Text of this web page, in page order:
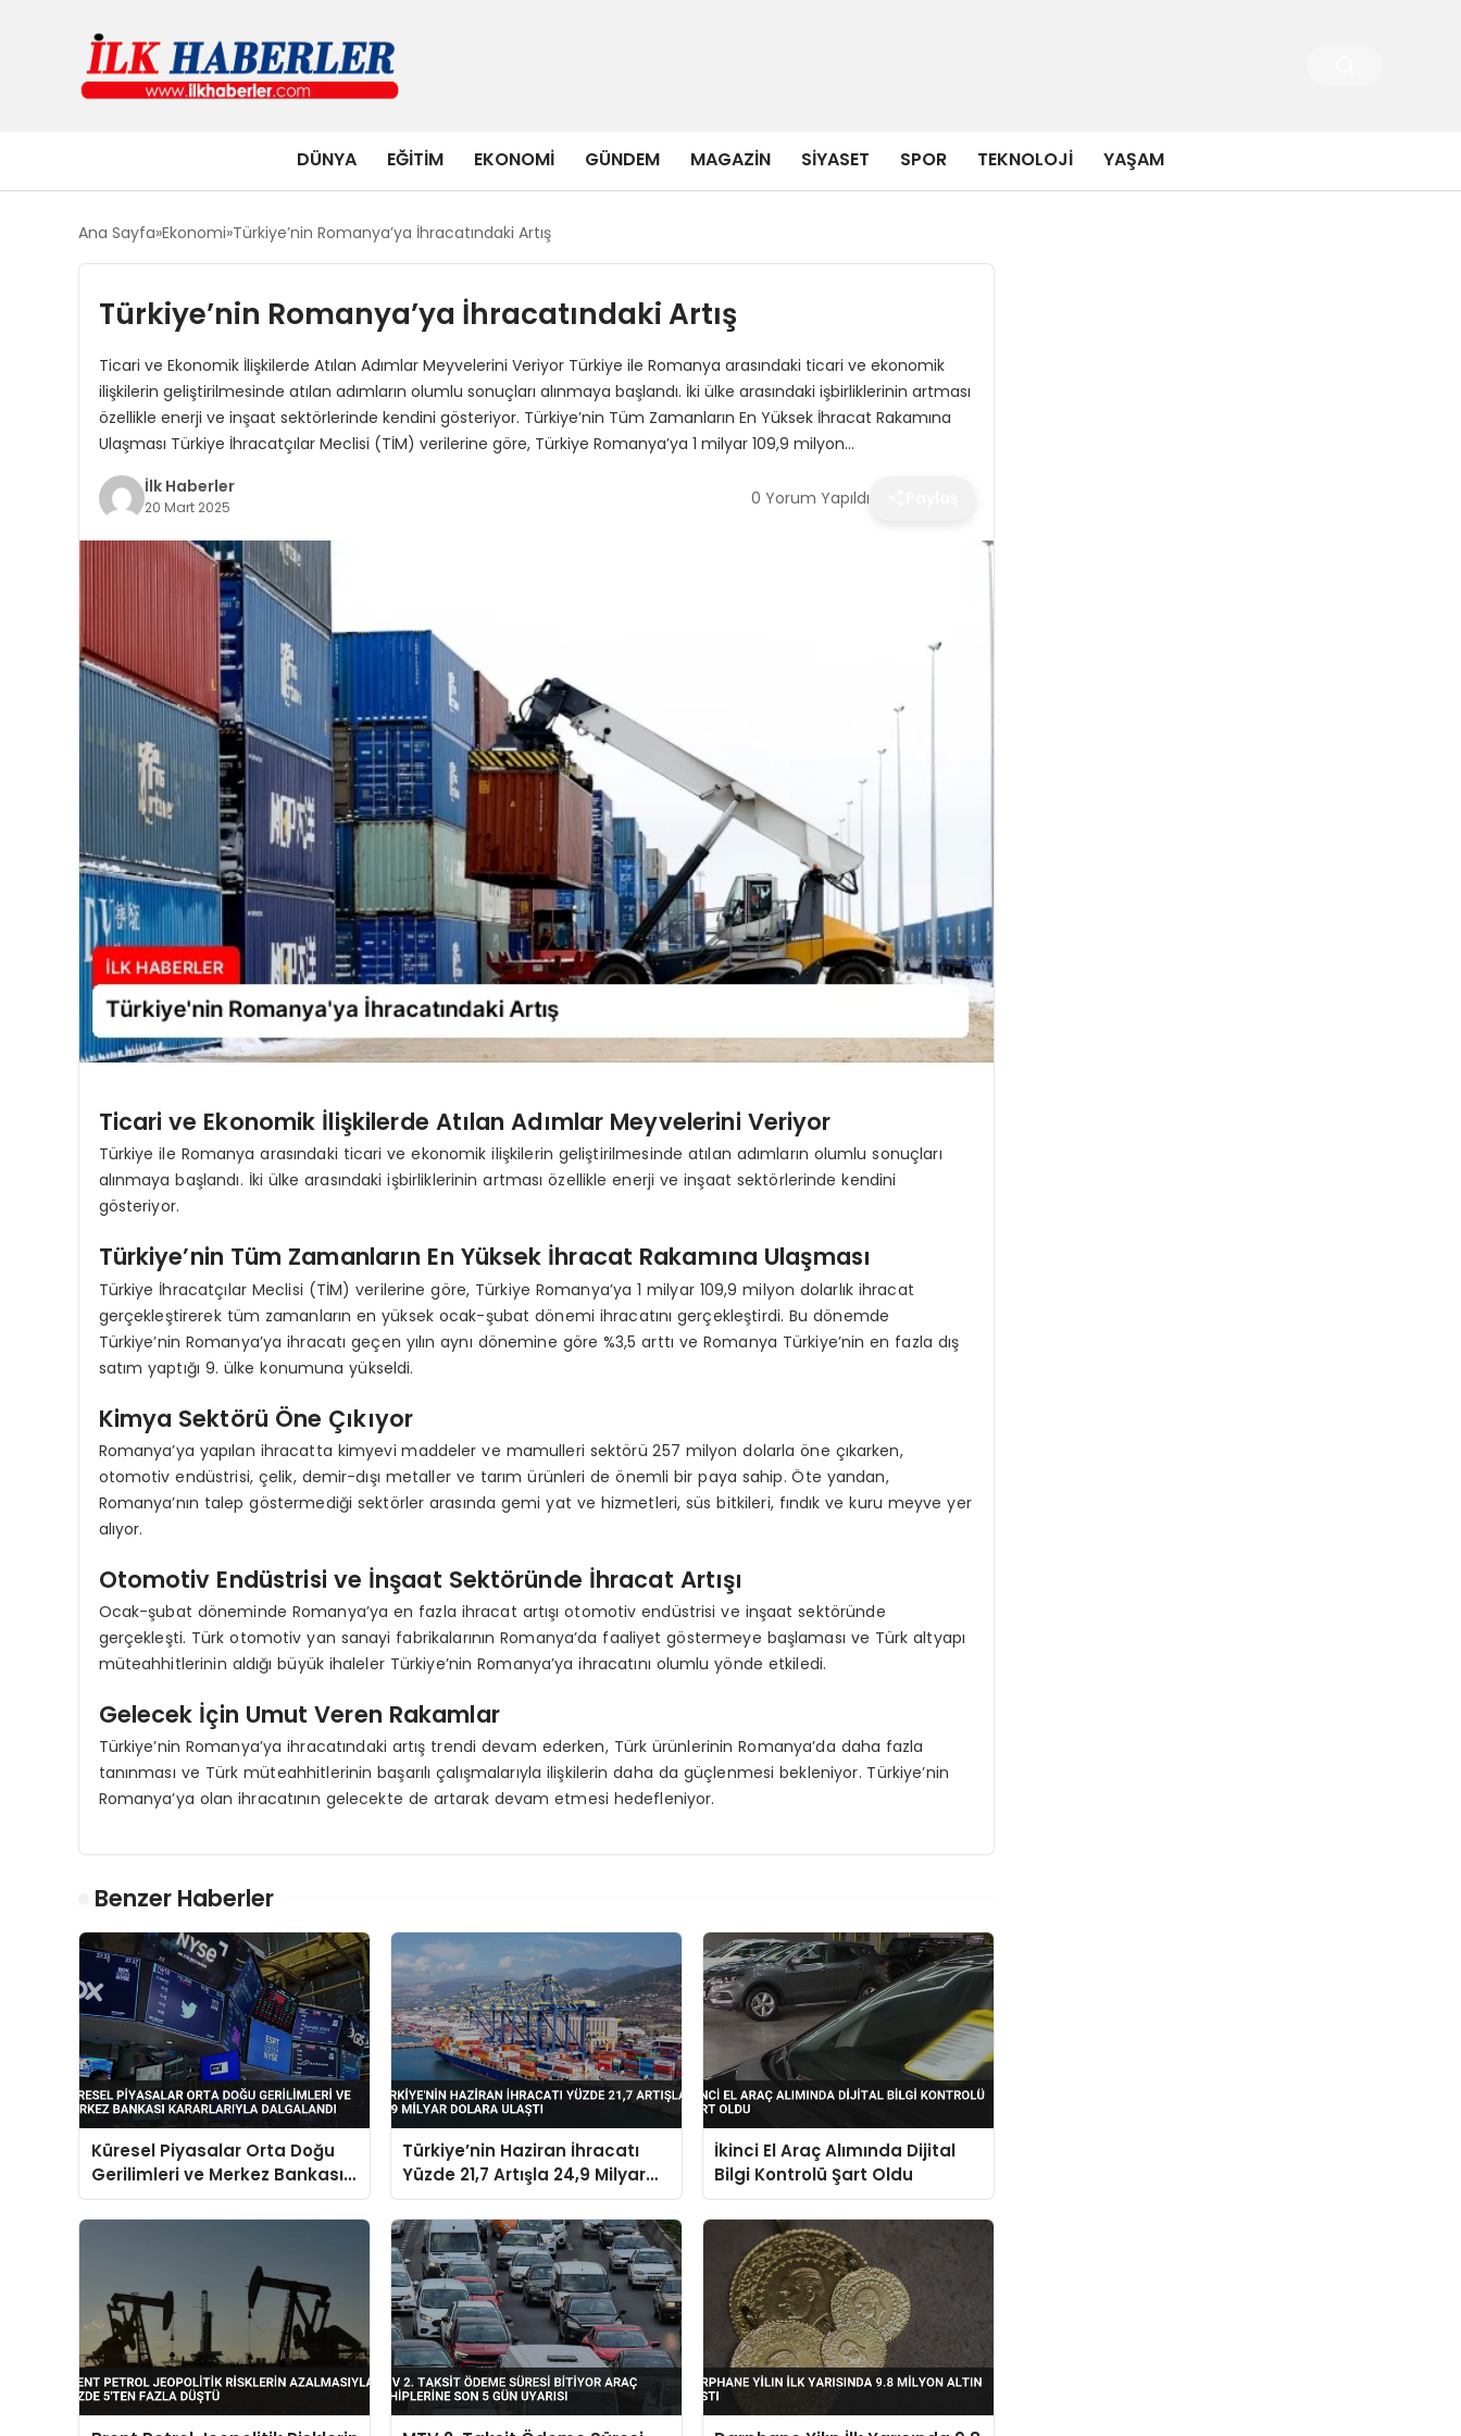
DÜNYA EĞITIM EKONOMI GÜNDEM MAGAZIN SIYASET SPOR TEKNOLOJI YAŞAM
Ana Sayfa Ekonomi Türkiye’nin Romanya’ya İhracatındaki Artış
Türkiye’nin Romanya’ya İhracatındaki Artış
Ticari ve Ekonomik İlişkilerde Atılan Adımlar Meyvelerini Veriyor Türkiye ile Romanya arasındaki ticari ve ekonomik
ilişkilerin geliştirilmesinde atılan adımların olumlu sonuçları alınmaya başlandı. İki ülke arasındaki işbirliklerinin artması
özellikle enerji ve inşaat sektörlerinde kendini gösteriyor. Türkiye’nin Tüm Zamanların En Yüksek İhracat Rakamına
Ulaşması Türkiye İhracatçılar Meclisi (TİM) verilerine göre, Türkiye Romanya’ya 1 milyar 109,9 milyon…
İlk Haberler
20 Mart 2025 0 Yorum Yapıldı
Ticari ve Ekonomik İlişkilerde Atılan Adımlar Meyvelerini Veriyor
Türkiye ile Romanya arasındaki ticari ve ekonomik ilişkilerin geliştirilmesinde atılan adımların olumlu sonuçları
alınmaya başlandı. İki ülke arasındaki işbirliklerinin artması özellikle enerji ve inşaat sektörlerinde kendini
gösteriyor.
Türkiye’nin Tüm Zamanların En Yüksek İhracat Rakamına Ulaşması
Türkiye İhracatçılar Meclisi (TİM) verilerine göre, Türkiye Romanya’ya 1 milyar 109,9 milyon dolarlık ihracat
gerçekleştirerek tüm zamanların en yüksek ocak-şubat dönemi ihracatını gerçekleştirdi. Bu dönemde
Türkiye’nin Romanya’ya ihracatı geçen yılın aynı dönemine göre %3,5 arttı ve Romanya Türkiye’nin en fazla dış
satım yaptığı 9. ülke konumuna yükseldi.
Kimya Sektörü Öne Çıkıyor
Romanya’ya yapılan ihracatta kimyevi maddeler ve mamulleri sektörü 257 milyon dolarla öne çıkarken,
otomotiv endüstrisi, çelik, demir-dışı metaller ve tarım ürünleri de önemli bir paya sahip. Öte yandan,
Romanya’nın talep göstermediği sektörler arasında gemi yat ve hizmetleri, süs bitkileri, fındık ve kuru meyve yer
alıyor.
Otomotiv Endüstrisi ve İnşaat Sektöründe İhracat Artışı
Ocak-şubat döneminde Romanya’ya en fazla ihracat artışı otomotiv endüstrisi ve inşaat sektöründe
gerçekleşti. Türk otomotiv yan sanayi fabrikalarının Romanya’da faaliyet göstermeye başlaması ve Türk altyapı
müteahhitlerinin aldığı büyük ihaleler Türkiye’nin Romanya’ya ihracatını olumlu yönde etkiledi.
Gelecek İçin Umut Veren Rakamlar
Türkiye’nin Romanya’ya ihracatındaki artış trendi devam ederken, Türk ürünlerinin Romanya’da daha fazla
tanınması ve Türk müteahhitlerinin başarılı çalışmalarıyla ilişkilerin daha da güçlenmesi bekleniyor. Türkiye’nin
Romanya’ya olan ihracatının gelecekte de artarak devam etmesi hedefleniyor.
Benzer Haberler
Küresel Piyasalar Orta Doğu
Gerilimleri ve Merkez Bankası
Kararlarıyla Dalgalandı
Türkiye’nin Haziran İhracatı
Yüzde 21,7 Artışla 24,9 Milyar
Dolara Ulaştı
İkinci El Araç Alımında Dijital
Bilgi Kontrolü Şart Oldu